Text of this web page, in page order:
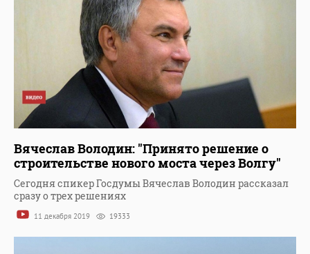
Вячеслав Володин: "Принято решение о
строительстве нового моста через Волгу"
Сегодня спикер Госдумы Вячеслав Володин рассказал
сразу о трех решениях
11 декабря 2019 19333